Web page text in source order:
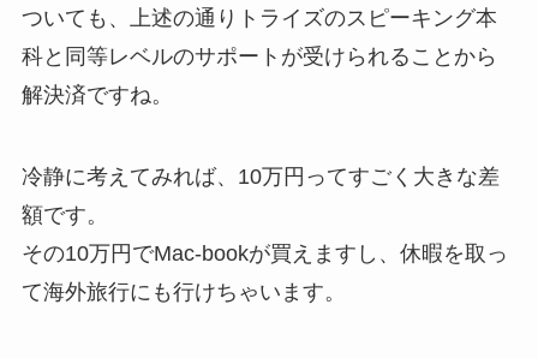
ついても、上述の通りトライズのスピーキング本
科と同等レベルのサポートが受けられることから
解決済ですね。
冷静に考えてみれば、 10万円ってすごく大きな差
額です。
その10万円でMac-bookが買えますし、休暇を取っ
て海外旅行にも行けちゃいます。